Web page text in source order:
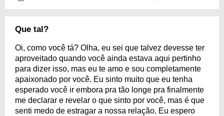
Que tal?
Oi, como você tá? Olha, eu sei que talvez devesse ter
aproveitado quando você ainda estava aqui pertinho
para dizer isso, mas eu te amo e sou completamente
apaixonado por você. Eu sinto muito que eu tenha
esperado você ir embora pra tão longe pra finalmente
me declarar e revelar o que sinto por você, mas é que
senti medo de estragar a nossa relação. Eu espero